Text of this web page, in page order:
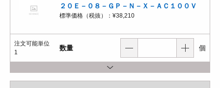
２０Ｅ－０８－ＧＰ－Ｎ－Ｘ－ＡＣ１００Ｖ
標準価格（税抜）： ¥38,210
注文可能単位
1
数量 個